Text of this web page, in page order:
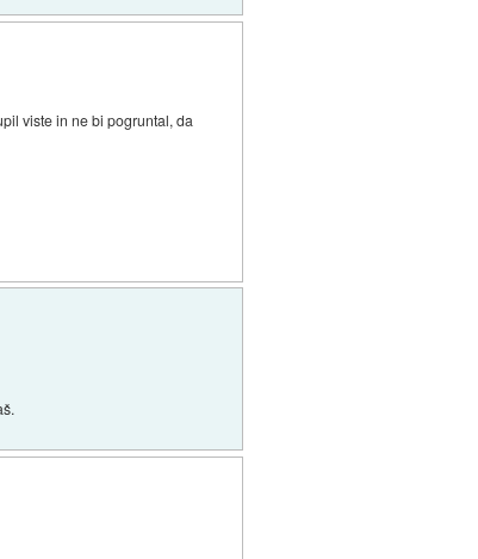
viste in ne bi pogruntal, da